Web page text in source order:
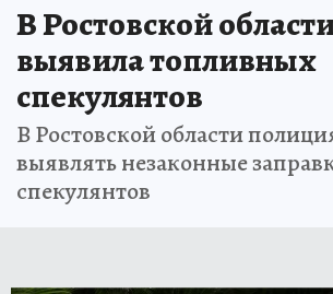
В Ростовской
выявила топливных
спекулянтов
В Ростовской области
выявлять незаконные
спекулянтов